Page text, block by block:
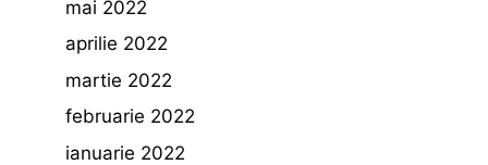
mai 2022
aprilie 2022
martie 2022
februarie 2022
ianuarie 2022